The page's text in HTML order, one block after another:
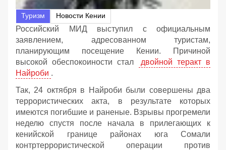
Туризм Новости Кении
Российский МИД выступил с официальным
заявлением, адресованном туристам,
планирующим посещение Кении. Причиной
высокой обеспокоиности стал
двойной теракт в
Найроби .
Так, 24 октября в Найроби были совершены два
террористических акта, в результате которых
имеются погибшие и раненые. Взрывы прогремели
неделю спустя после начала в прилегающих к
кенийской границе районах юга Сомали
контртеррористической операции против